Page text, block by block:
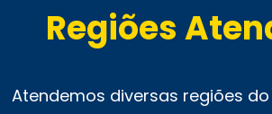
Regiões
Atendemos diversas regiões